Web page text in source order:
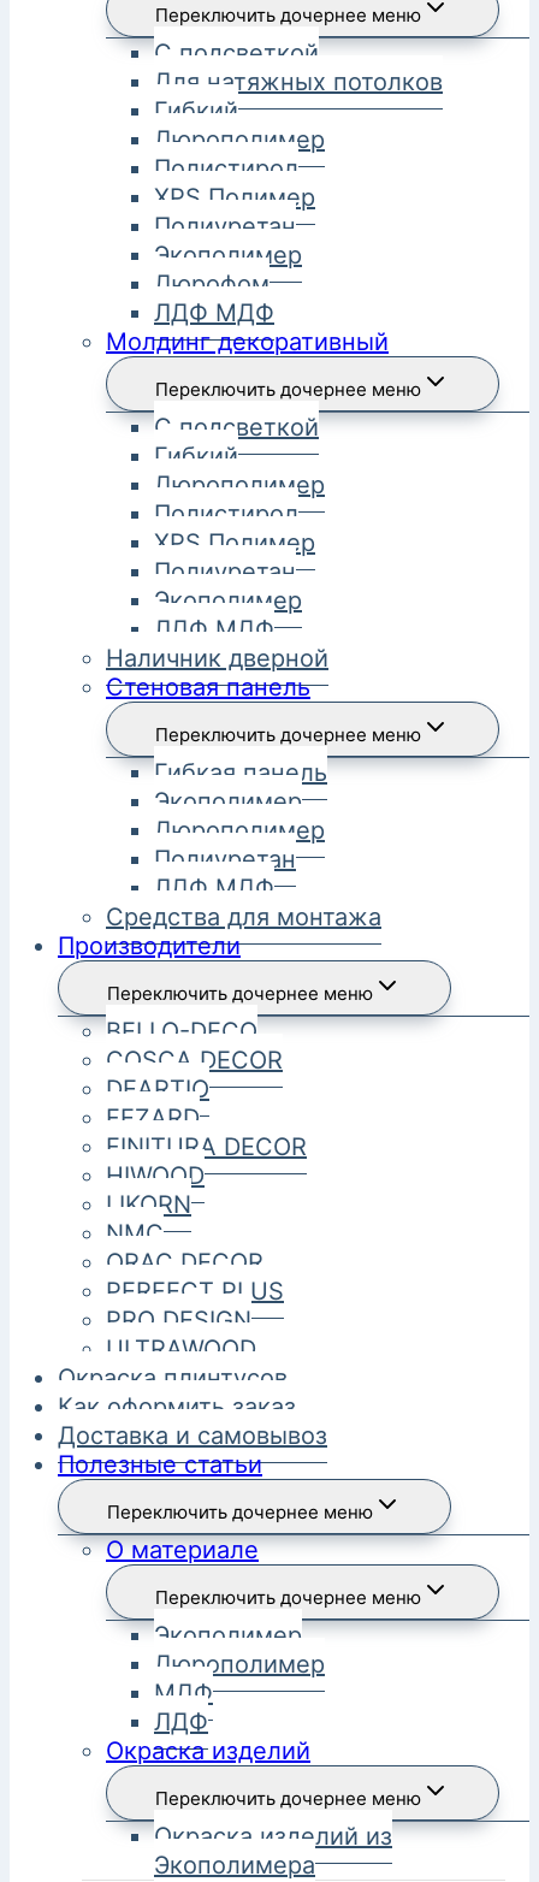
Переключить дочернее меню
С подсветкой
Для натяжных потолков
Гибкий
Дюрополимер
Полистирол
XPS Полимер
Полиуретан
Экополимер
Дюрофом
ЛДФ МДФ
Молдинг декоративный
Переключить дочернее меню
С подсветкой
Гибкий
Дюрополимер
Полистирол
XPS Полимер
Полиуретан
Экополимер
ЛДФ МДФ
Наличник дверной
Стеновая панель
Переключить дочернее меню
Гибкая панель
Экополимер
Дюрополимер
Полиуретан
ЛДФ МДФ
Средства для монтажа
Производители
Переключить дочернее меню
BELLO-DECO
COSCA DECOR
DEARTIO
FEZARD
FINITURA DECOR
HIWOOD
LIKORN
NMC
ORAC DECOR
PERFECT PLUS
PRO DESIGN
ULTRAWOOD
Окраска плинтусов
Как оформить заказ
Доставка и самовывоз
Полезные статьи
Переключить дочернее меню
О материале
Переключить дочернее меню
Экополимер
Дюрополимер
МДФ
ЛДФ
Окраска изделий
Переключить дочернее меню
Окраска изделий из
Экополимера